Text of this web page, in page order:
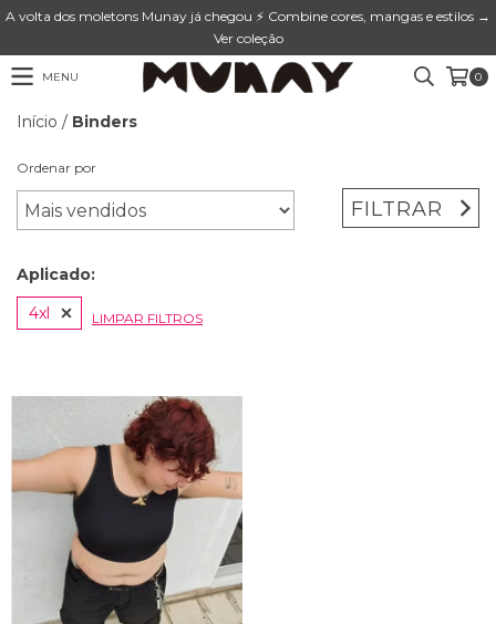
A volta dos moletons Munay já chegou ⚡ Combine cores, mangas e estilos →
Ver coleção
MENU 0
Início / Binders
Ordenar por
FILTRAR
Aplicado:
4xl
LIMPAR FILTROS